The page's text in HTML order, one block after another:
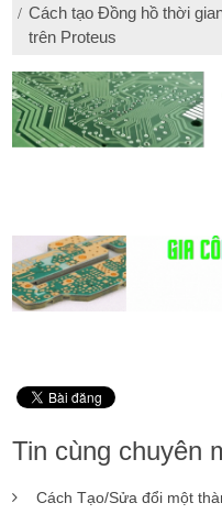
Cách tạo Đồng hồ thời
trên Proteus
Tin cùng chuyên
Cách Tạo/Sửa đổi một